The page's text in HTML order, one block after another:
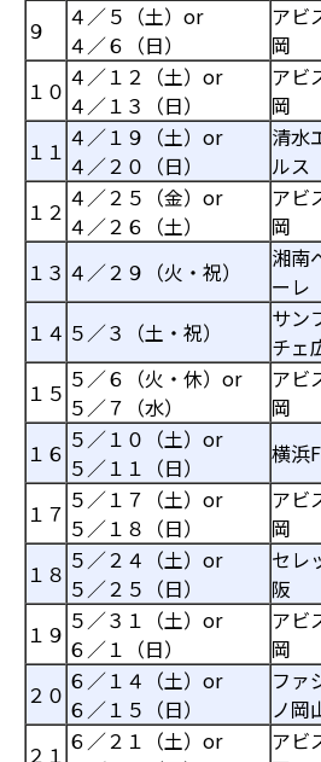
９
４／５（土）or
４／６（日）
アビ
岡
１０ ４／１２（土）or
４／１３（日）
アビ
岡
１１ ４／１９（土）or
４／２０（日）
清水
ルス
１２ ４／２５（金）or
４／２６（土）
アビ
岡
１３ ４／２９（火・祝）
湘南
ーレ
１４ ５／３（土・祝）
サン
チェ
１５ ５／６（火・休）or
５／７（水）
アビ
岡
１６ ５／１０（土）or
５／１１（日）
横浜
１７ ５／１７（土）or
５／１８（日）
アビ
岡
１８ ５／２４（土）or
５／２５（日）
セレ
阪
１９ ５／３１（土）or
６／１（日）
アビ
岡
２０ ６／１４（土）or
６／１５（日）
ファ
ノ岡
２１ ６／２１（土）or
アビ